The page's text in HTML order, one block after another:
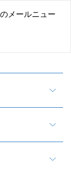
メールニュー